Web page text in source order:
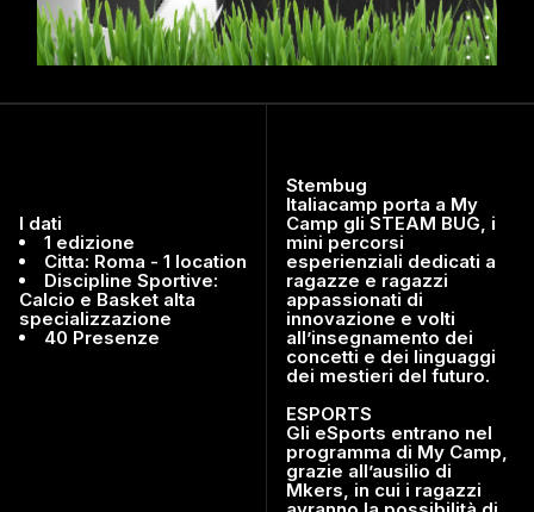
I dati
1 edizione
Citta: Roma - 1 location
Discipline Sportive:
Calcio e Basket alta
specializzazione
40 Presenze
Stembug
Italiacamp porta a My
Camp gli STEAM BUG, i
mini percorsi
esperienziali dedicati a
ragazze e ragazzi
appassionati di
innovazione e volti
all’insegnamento dei
concetti e dei linguaggi
dei mestieri del futuro.
ESPORTS
Gli eSports entrano nel
programma di My Camp,
grazie all’ausilio di
Mkers, in cui i ragazzi